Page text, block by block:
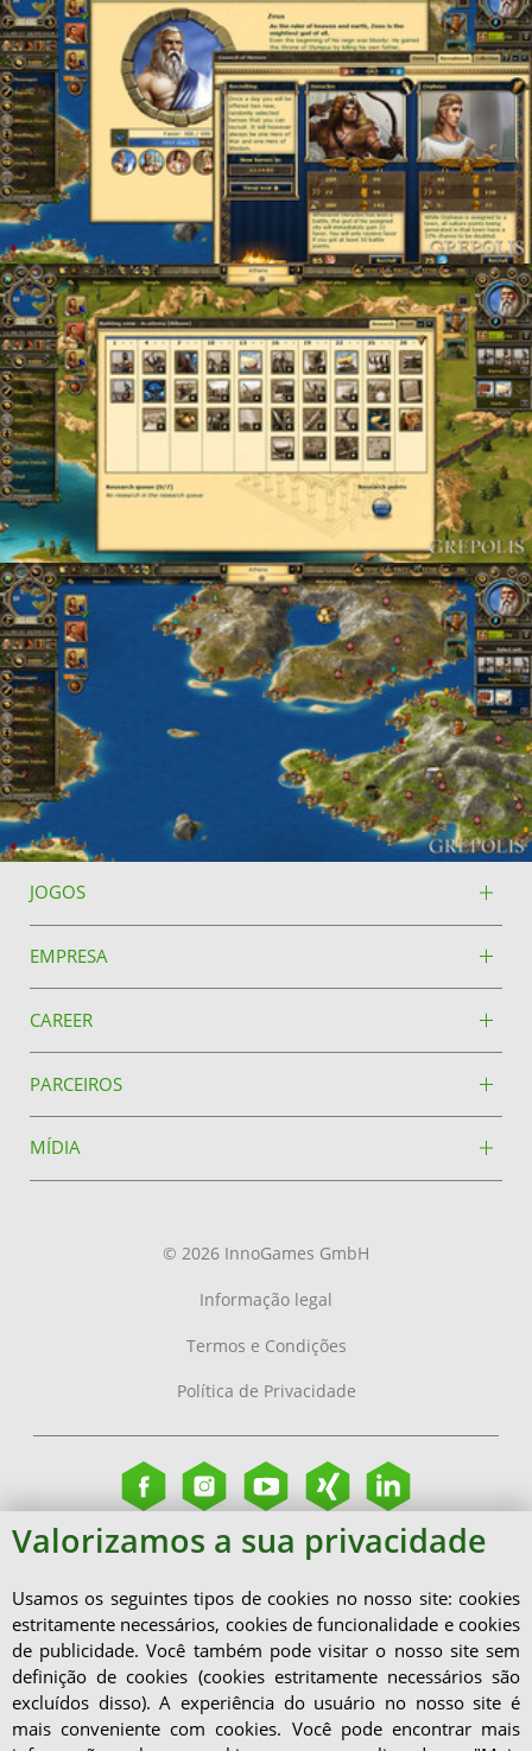
JOGOS
EMPRESA
CAREER
PARCEIROS
MÍDIA
© 2026 InnoGames GmbH
Informação legal
Termos e Condições
Política de Privacidade
Valorizamos a sua privacidade
Usamos os seguintes tipos de cookies no nosso site: cookies
estritamente necessários, cookies de funcionalidade e cookies
de publicidade. Você também pode visitar o nosso site sem
definição de cookies (cookies estritamente necessários são
excluídos disso). A experiência do usuário no nosso site é
mais conveniente com cookies. Você pode encontrar mais